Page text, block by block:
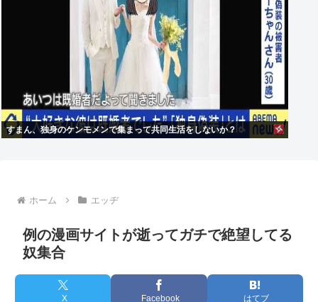
すまん、独身のケンモメンで集まって共同生活をしないか？
ホーム エッヂ
例の漫画サイトが逝ってガチで絶望してる
奴集合
X Facebook はてブ